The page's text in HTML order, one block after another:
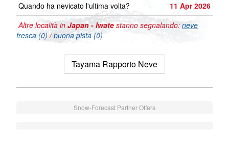
Quando ha nevicato l'ultima volta?
11 Apr 2026
Altre località in Japan - Iwate stanno segnalando: neve
fresca (0)/buona pista (0)
Tayama Rapporto Neve
Snow-Forecast Partner Offers